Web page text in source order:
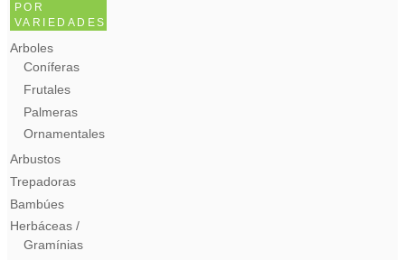
POR
VARIEDADES
Arboles
Coníferas
Frutales
Palmeras
Ornamentales
Arbustos
Trepadoras
Bambúes
Herbáceas /
Gramínias